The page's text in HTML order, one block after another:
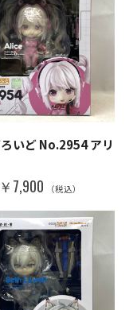
いど No.2954 アリ
￥7,900 （税込）